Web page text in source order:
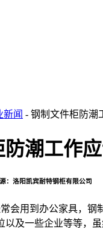
新闻 - 钢制文件柜防潮
潮工作
：洛阳凯宾耐特钢柜有限公司
用到办公家具，钢
以及一些企业等等，